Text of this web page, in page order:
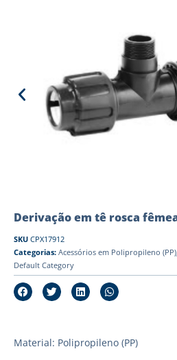
Derivação em tê rosca
SKU CPX17912
Categorias: Acessórios em Polipropileno (PP)
Default Category
Material: Polipropileno (PP)